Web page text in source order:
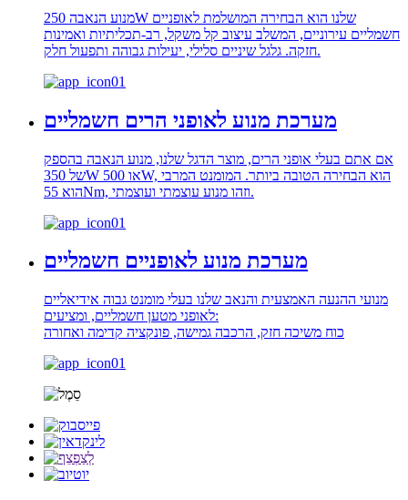
מנוע הנאבה 250W שלנו הוא הבחירה המושלמת לאופניים
חשמליים עירוניים, המשלב עיצוב קל משקל, רב-תכליתיות ואמינות
חזקה. גלגל שיניים סלילי, יעילות גבוהה ותפעול חלק.
מערכת מנוע לאופני הרים חשמליים
אם אתם בעלי אופני הרים, מוצר הדגל שלנו, מנוע הנאבה בהספק
של 350W או 500W, הוא הבחירה הטובה ביותר. המומנט המרבי
הוא 55Nm, וזהו מנוע עוצמתי ועוצמתי.
מערכת מנוע לאופניים חשמליים
מנועי ההנעה האמצעית והנאב שלנו בעלי מומנט גבוה אידיאליים
לאופני מטען חשמליים, ומציעים:
כוח משיכה חזק, הרכבה גמישה, פונקציה קדימה ואחורה